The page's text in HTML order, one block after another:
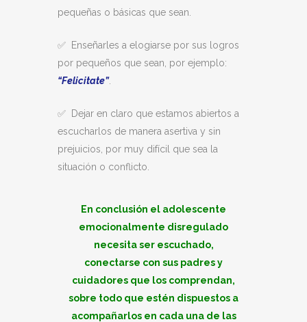
pequeñas o básicas que sean.
✅ Enseñarles a elogiarse por sus logros
por pequeños que sean, por ejemplo:
“Felicitate”.
✅ Dejar en claro que estamos abiertos a
escucharlos de manera asertiva y sin
prejuicios, por muy difícil que sea la
situación o conflicto.
En conclusión el adolescente
emocionalmente disregulado
necesita ser escuchado,
conectarse con sus padres y
cuidadores que los comprendan,
sobre todo que estén dispuestos a
acompañarlos en cada una de las